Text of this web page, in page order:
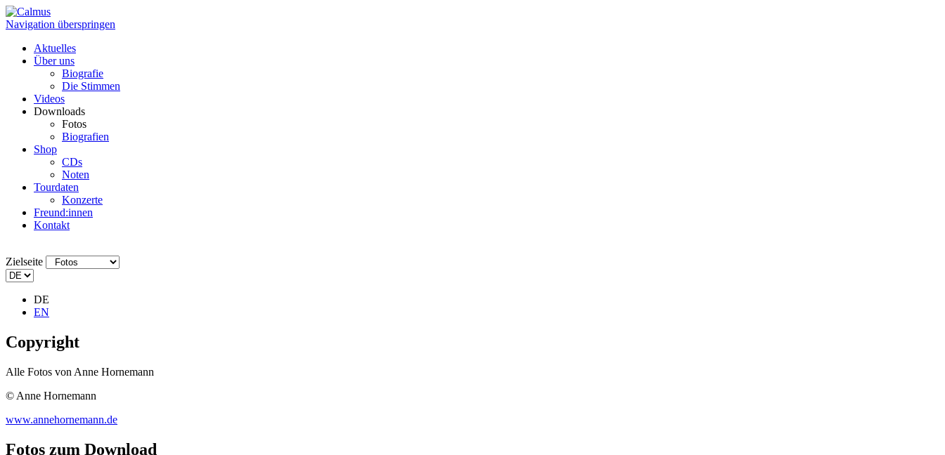
Navigation überspringen
Aktuelles
Über uns
Biografie
Die Stimmen
Videos
Downloads
Fotos
Biografien
Shop
CDs
Noten
Tourdaten
Konzerte
Freund:innen
Kontakt
Zielseite
DE
EN
Copyright
Alle Fotos von Anne Hornemann
© Anne Hornemann
www.annehornemann.de
Fotos zum Download